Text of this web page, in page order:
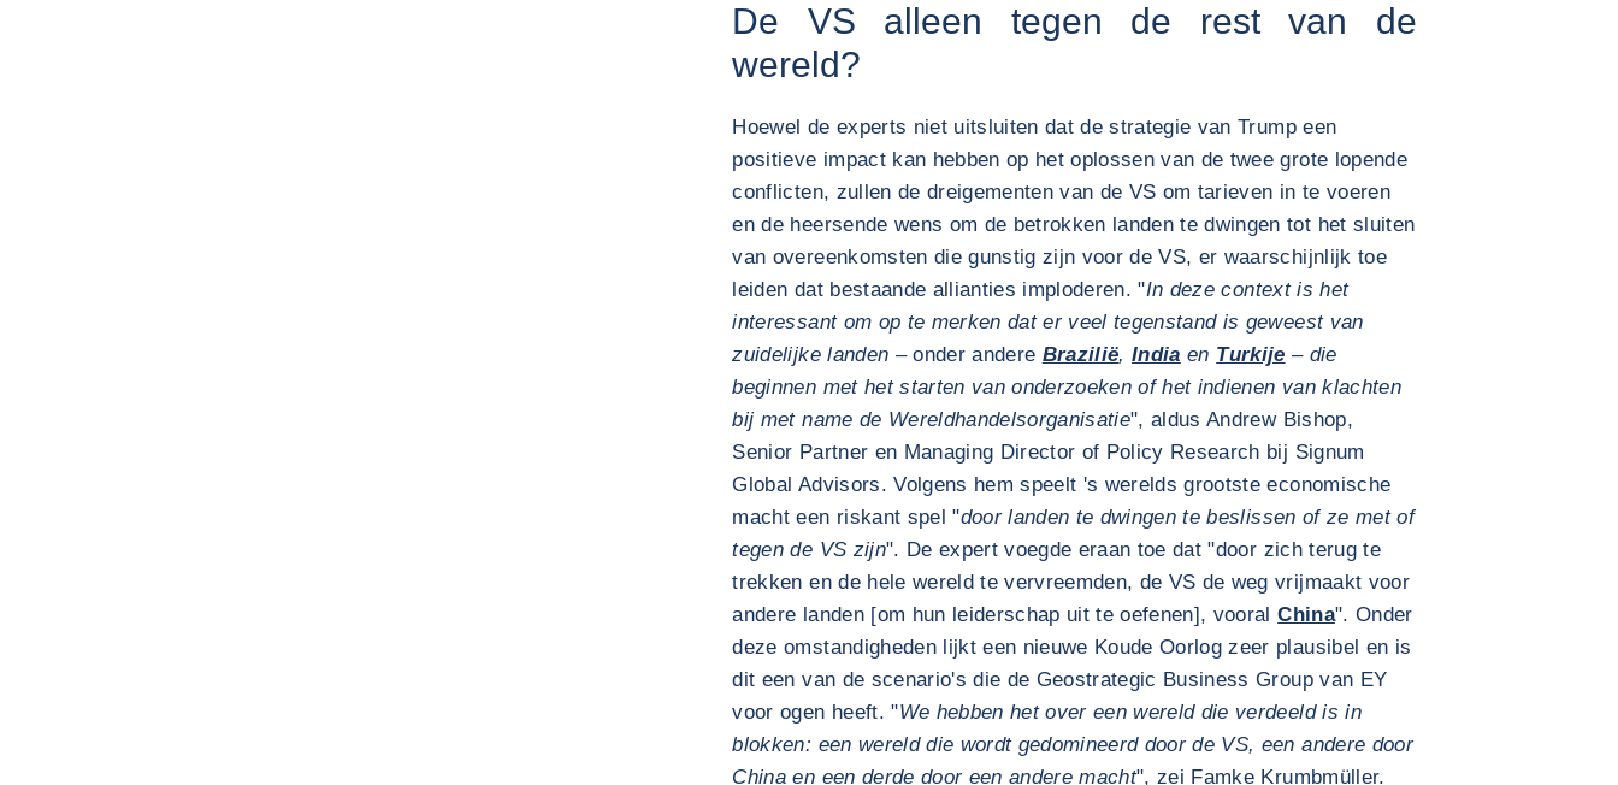
De VS alleen tegen de rest van de
wereld?
Hoewel de experts niet uitsluiten dat de strategie van Trump een
positieve impact kan hebben op het oplossen van de twee grote lopende
conflicten, zullen de dreigementen van de VS om tarieven in te voeren
en de heersende wens om de betrokken landen te dwingen tot het sluiten
van overeenkomsten die gunstig zijn voor de VS, er waarschijnlijk toe
leiden dat bestaande allianties imploderen. "In deze context is het
interessant om op te merken dat er veel tegenstand is geweest van
zuidelijke landen –onder andere Brazilië,India en Turkije – die
beginnen met het starten van onderzoeken of het indienen van klachten
bij met name de Wereldhandelsorganisatie", aldus Andrew Bishop,
Senior Partner en Managing Director of Policy Research bij Signum
Global Advisors. Volgens hem speelt 's werelds grootste economische
macht een riskant spel "door landen te dwingen te beslissen of ze met of
tegen de VS zijn". De expert voegde eraan toe dat "door zich terug te
trekken en de hele wereld te vervreemden, de VS de weg vrijmaakt voor
andere landen [om hun leiderschap uit te oefenen], vooralChina". Onder
deze omstandigheden lijkt een nieuwe Koude Oorlog zeer plausibel en is
dit een van de scenario's die de Geostrategic Business Group van EY
voor ogen heeft. "We hebben het over een wereld die verdeeld is in
blokken: een wereld die wordt gedomineerd door de VS, een andere door
China en een derde door een andere macht", zei Famke Krumbmüller.